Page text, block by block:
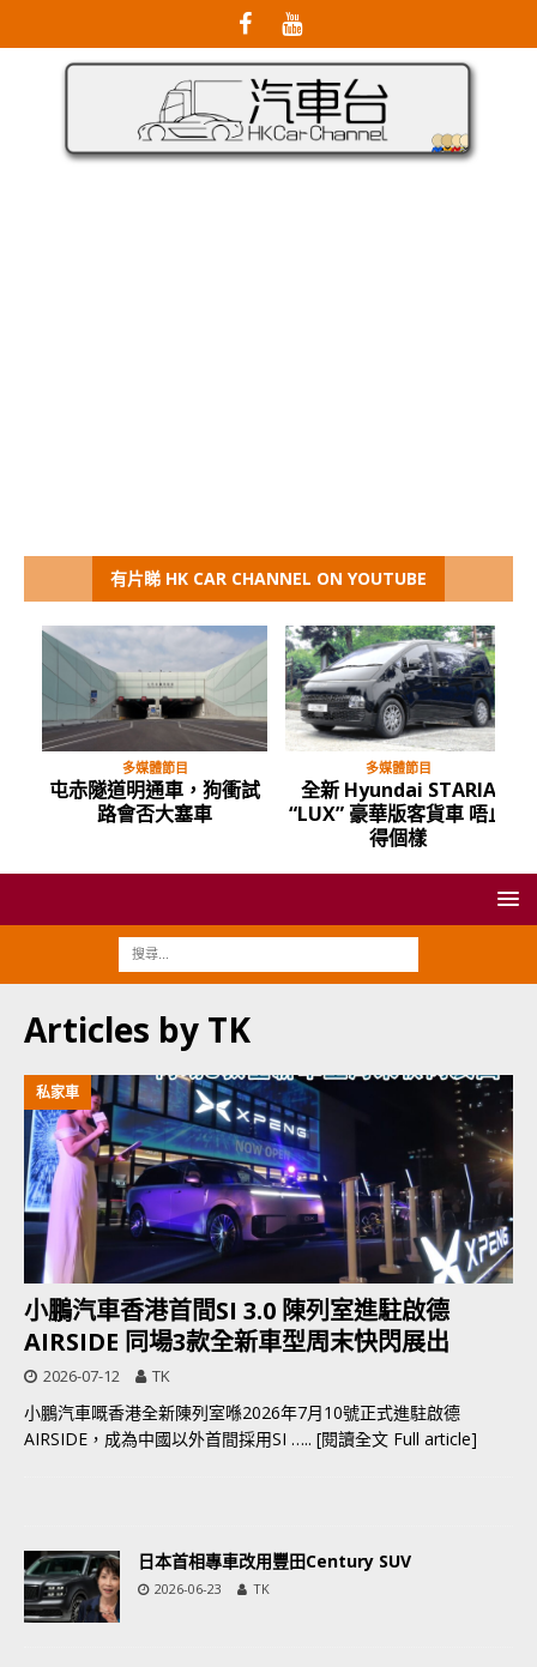
有片睇 HK CAR CHANNEL ON YOUTUBE
多媒體節目
屯赤隧道明通車，狗衝試
路會否大塞車
多媒體節目
全新 Hyundai STARIA
“LUX” 豪華版客貨車 唔止
得個樣
Articles by TK
私家車
小鵬汽車香港首間SI 3.0 陳列室進駐啟德
AIRSIDE 同場3款全新車型周末快閃展出
2026-07-12 TK
小鵬汽車嘅香港全新陳列室喺2026年7月10號正式進駐啟德
AIRSIDE，成為中國以外首間採用SI ….. [閱讀全文 Full article]
日本首相專車改用豐田Century SUV
2026-06-23 TK